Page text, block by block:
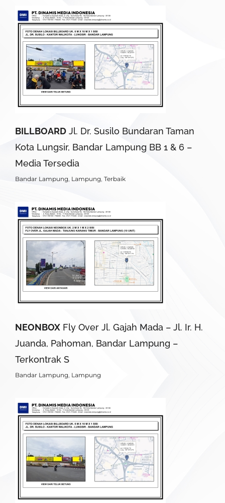
BILLBOARD Jl. Dr. Susilo Bundaran Taman
Kota Lungsir, Bandar Lampung BB 1 & 6 –
Media Tersedia
Bandar Lampung Lampung Terbaik
NEONBOX Fly Over Jl. Gajah Mada – Jl. Ir. H.
Juanda, Pahoman, Bandar Lampung –
Terkontrak S
Bandar Lampung Lampung